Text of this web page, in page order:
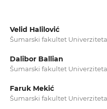
Velid Halilović
Šumarski fakultet
Dalibor Ballian
Šumarski fakultet
Faruk Mekić
Šumarski fakultet